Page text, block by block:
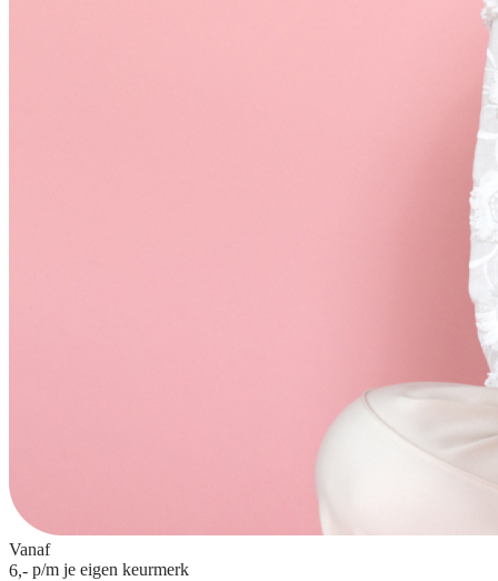
Vanaf
6,- p/m je eigen keurmerk